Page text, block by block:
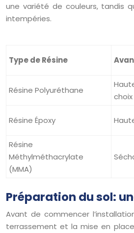
une variété de couleurs, tandis
intempéries.
Type de Résine
Résine Polyuréthane
Résine Époxy
Résine
Méthylméthacrylate
(MMA)
Préparation du sol:
Avant de commencer
terrassement et la mise en